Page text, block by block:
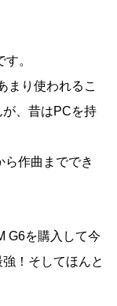
。
まり使われるこ
、昔はPCを持
ら作曲まででき
G6を購入して今
！そしてほんと